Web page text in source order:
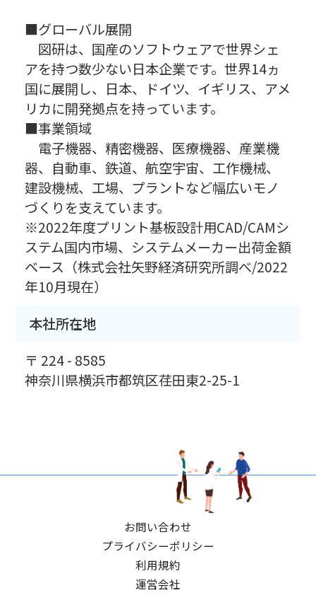
■グローバル展開
図研は、国産のソフトウェアで世界シェ
アを持つ数少ない日本企業です。世界14ヵ
国に展開し、日本、ドイツ、イギリス、アメ
リカに開発拠点を持っています。
■事業領域
電子機器、精密機器、医療機器、産業機
器、自動車、鉄道、航空宇宙、工作機械、
建設機械、工場、プラントなど幅広いモノ
づくりを支えています。
※2022年度プリント基板設計用CAD/CAMシ
ステム国内市場、システムメーカー出荷金額
ベース（株式会社矢野経済研究所調べ/2022
年10月現在）
本社所在地
〒 224 - 8585
神奈川県横浜市都筑区荏田東2-25-1
お問い合わせ
プライバシーポリシー
利用規約
運営会社